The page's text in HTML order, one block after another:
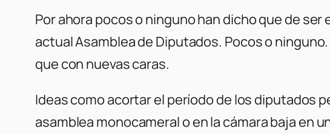
Por ahora pocos o ninguno han dicho que de
actual Asamblea de Diputados. Pocos o
que con nuevas caras.
Ideas como acortar el período de los diputados
asamblea monocameral o en la cámara baja en